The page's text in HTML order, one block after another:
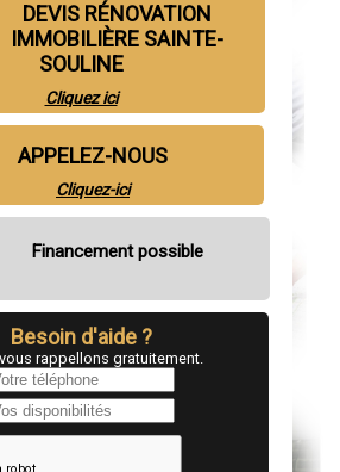
DEVIS RÉNOVATION
IMMOBILIÈRE SAINTE-
SOULINE
Cliquez ici
APPELEZ-NOUS
Cliquez-ici
Financement possible
Besoin d'aide ?
rappellons gratuitement.